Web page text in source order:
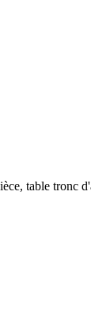
table tronc